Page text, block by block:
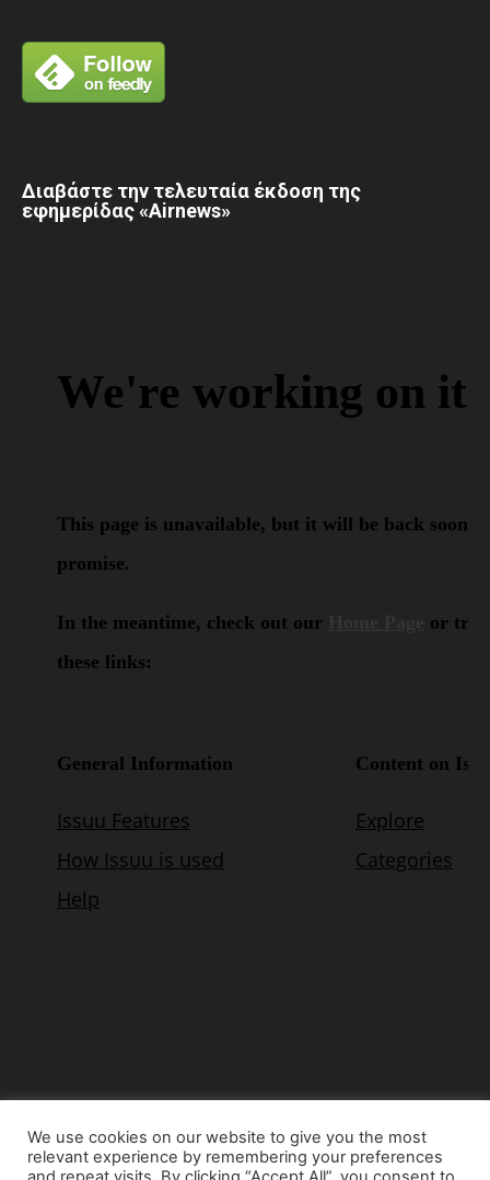
Διαβάστε την τελευταία έκδοση της
εφημερίδας «Airnews»
© Copyright 2015 - www.airnews.gr
We use cookies on our website to give you the most
relevant experience by remembering your preferences